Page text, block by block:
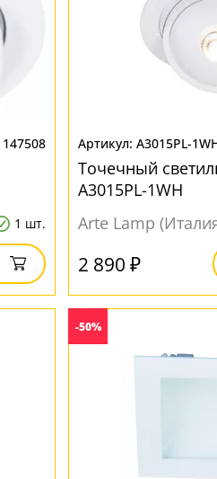
147508
1 шт.
A3015PL-
Точечный
A3015PL-1WH
Arte Lamp
2 890 ₽
-50%